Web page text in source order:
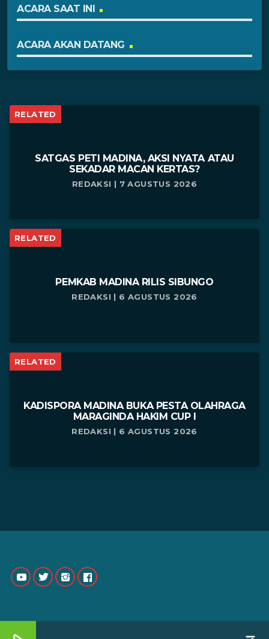
ACARA SAAT INI
ACARA AKAN DATANG
RELATED
SATGAS PETI MADINA, AKSI NYATA ATAU
SEKADAR MACAN KERTAS?
REDAKSI | 7 AGUSTUS 2026
RELATED
PEMKAB MADINA RILIS SIBUNGO
REDAKSI | 6 AGUSTUS 2026
RELATED
KADISPORA MADINA BUKA PESTA OLAHRAGA
MARAGINDA HAKIM CUP I
REDAKSI | 6 AGUSTUS 2026